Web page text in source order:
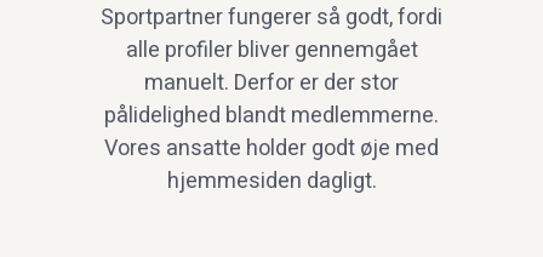
Sportpartner fungerer så godt, fordi
alle profiler bliver gennemgået
manuelt. Derfor er der stor
pålidelighed blandt medlemmerne.
Vores ansatte holder godt øje med
hjemmesiden dagligt.